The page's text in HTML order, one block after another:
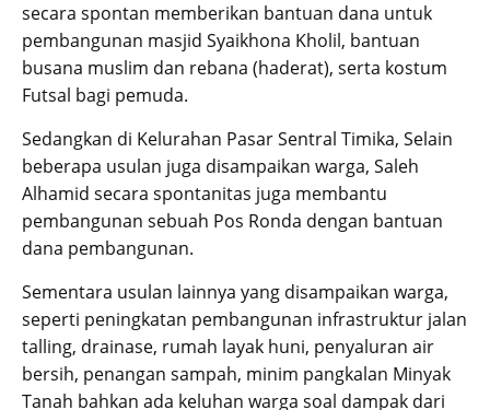
secara spontan memberikan bantuan dana untuk
pembangunan masjid Syaikhona Kholil, bantuan
busana muslim dan rebana (haderat), serta kostum
Futsal bagi pemuda.
Sedangkan di Kelurahan Pasar Sentral Timika, Selain
beberapa usulan juga disampaikan warga, Saleh
Alhamid secara spontanitas juga membantu
pembangunan sebuah Pos Ronda dengan bantuan
dana pembangunan.
Sementara usulan lainnya yang disampaikan warga,
seperti peningkatan pembangunan infrastruktur jalan
talling, drainase, rumah layak huni, penyaluran air
bersih, penangan sampah, minim pangkalan Minyak
Tanah bahkan ada keluhan warga soal dampak dari